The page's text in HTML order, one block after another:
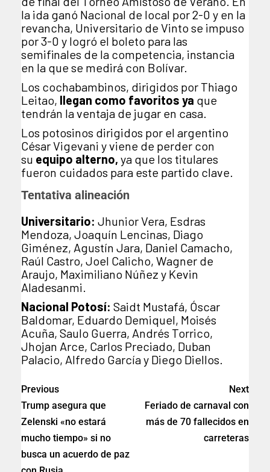
la ida ganó Nacional de local por 2-0 y en la
revancha, Universitario de Vinto se impuso
por 3-0 y logró el boleto para las
semifinales de la competencia, instancia
en la que se medirá con Bolívar.
Los cochabambinos, dirigidos por Thiago
Leitao, llegan como favoritos ya que
tendrán la ventaja de jugar en casa.
Los potosinos dirigidos por el argentino
César Vigevani y viene de perder con
su equipo alterno, ya que los titulares
fueron cuidados para este partido clave.
Tentativa alineación
Universitario: Jhunior Vera, Esdras
Mendoza, Joaquín Lencinas, Diago
Giménez, Agustín Jara, Daniel Camacho,
Raúl Castro, Joel Calicho, Wagner de
Araujo, Maximiliano Núñez y Kevin
Aladesanmi.
Nacional Potosí: Saidt Mustafá, Óscar
Baldomar, Eduardo Demiquel, Moisés
Acuña, Saulo Guerra, Andrés Torrico,
Jhojan Arce, Carlos Preciado, Duban
Palacio, Alfredo García y Diego Diellos.
Previous
Trump asegura que
Zelenski «no estará
mucho tiempo» si no
busca un acuerdo de paz
Next
Feriado de carnaval con
más de 70 fallecidos en
carreteras